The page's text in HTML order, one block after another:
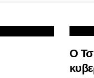
Ο